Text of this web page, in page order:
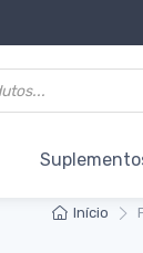
Início